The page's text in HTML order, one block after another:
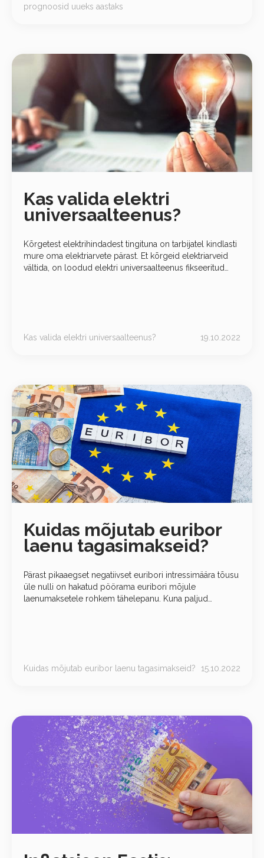
prognoosid uueks aastaks
Kas valida elektri
universaalteenus?
Kõrgetest elektrihindadest tingituna on tarbijatel kindlasti
mure oma elektriarvete pärast. Et kõrgeid elektriarveid
vältida, on loodud elektri universaalteenus fikseeritud
Kas valida elektri universaalteenus? 19.10.2022
Kuidas mõjutab euribor
laenu tagasimakseid?
Pärast pikaaegset negatiivset euribori intressimäära tõusu
üle nulli on hakatud pöörama euribori mõjule
laenumaksetele rohkem tähelepanu. Kuna paljud
Kuidas mõjutab euribor laenu tagasimakseid? 15.10.2022